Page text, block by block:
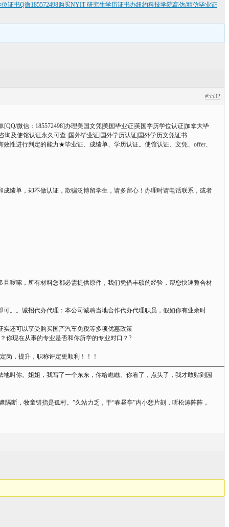
证书Q微185572498购买NYIT 研究生学历证书办纽约科技学院高仿/精仿毕业证
#5532
微信：185572498]办理美国文凭|美国毕业证|英国学历学位认证|加拿大毕
及使馆认证永久可查 |国外毕业证|国外学历认证|国外学历文凭证书
性进行判定的能力★毕业证、成绩单、学历认证。使馆认证、文凭、offer、
绩单，却不做认证，欺骗泛博留学生，请多留心！办理时请电话联系，或者
啰嗦，所有材料您都必需提供原件，我们凭借丰硕的经验，帮您快速整合材
。。诚招代办代理：本公司诚聘当地合作代办代理职员，假如你有业余时
实还可以享受购买国产汽车免税等多项优惠政策
你现在从事的专业是否和你所学的专业对口？?
岗，提升，职称评定更顺利！！！
叫你。姐姐，我写了一个东东，你给瞧瞧。你看了，点头了，我才敢贴到园
，牧童错指是孤村。”久站力乏，于“春昼亭”内小憩片刻，听松涛阵阵，